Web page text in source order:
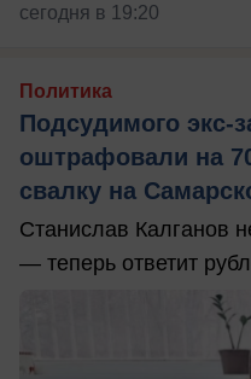
сегодня в 19:20
Политика
Подсудимого экс-
оштрафовали на
свалку на
Станислав Калганов
— теперь ответит